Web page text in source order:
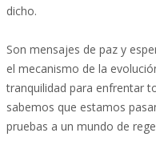
dicho.
Son mensajes de paz y
el mecanismo de la
tranquilidad para enfrentar
sabemos que estamos
pruebas a un mundo de